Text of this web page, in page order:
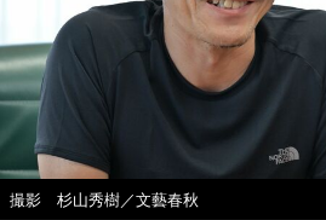
撮影 杉山秀樹／文藝春秋